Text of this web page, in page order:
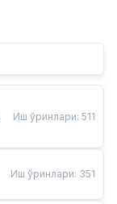
Иш ўринлари: 511
Иш ўринлари: 351